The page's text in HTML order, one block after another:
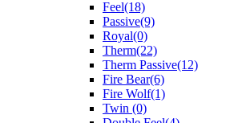
Feel(18)
Passive(9)
Royal(0)
Therm(22)
Therm Passive(12)
Fire Bear(6)
Fire Wolf(1)
Twin (0)